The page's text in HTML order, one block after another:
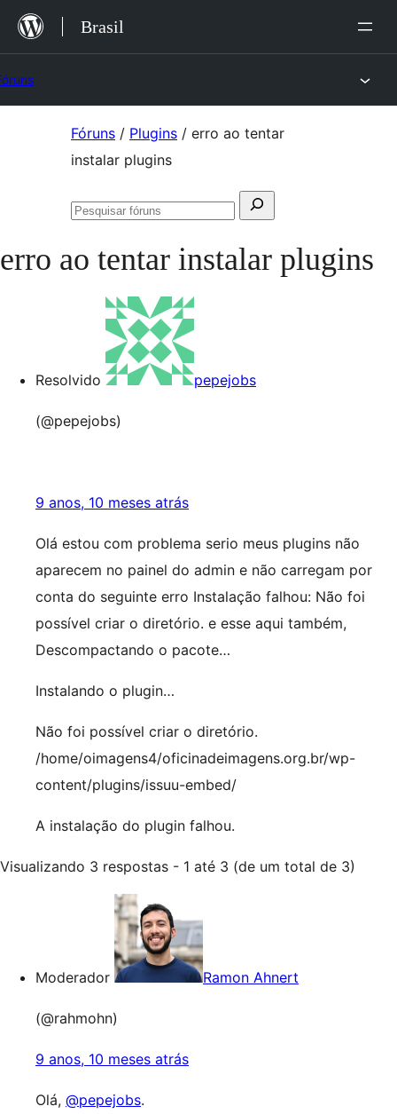
para
Brasil
Fóruns / Plugins / erro ao tentar
instalar plugins
Pesquisar
Pesquisar
erro ao tentar instalar plugins
Resolvido pepejobs
(@pepejobs)
9 anos, 10 meses atrás
Olá estou com problema serio meus plugins não
aparecem no painel do admin e não carregam por
conta do seguinte erro Instalação falhou: Não foi
possível criar o diretório. e esse aqui também,
Descompactando o pacote…
Instalando o plugin…
Não foi possível criar o diretório.
/home/oimagens4/oficinadeimagens.org.br/wp-
content/plugins/issuu-embed/
A instalação do plugin falhou.
Visualizando 3 respostas - 1 até 3 (de um total de 3)
Moderador Ramon Ahnert
(@rahmohn)
9 anos, 10 meses atrás
Olá, @pepejobs.